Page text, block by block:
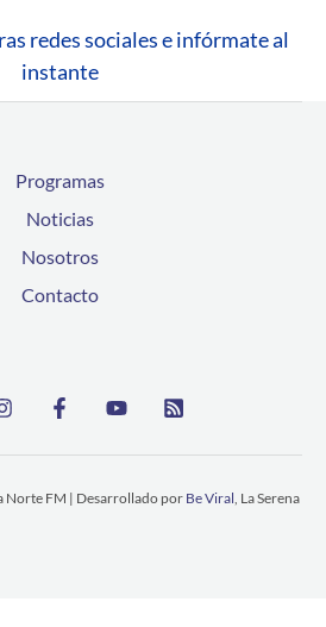
redes sociales e infórmate al
instante
Programas
Noticias
Nosotros
Contacto
Norte FM | Desarrollado por Be Viral , La Serena